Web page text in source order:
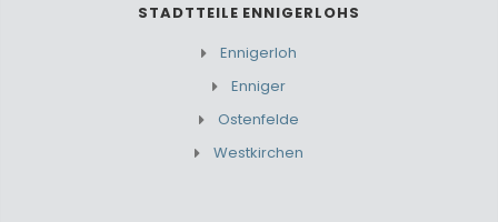
STADTTEILE ENNIGERLOHS
Ennigerloh
Enniger
Ostenfelde
Westkirchen